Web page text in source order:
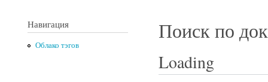
Навигация
Облако тэгов
Поиск по
Loading